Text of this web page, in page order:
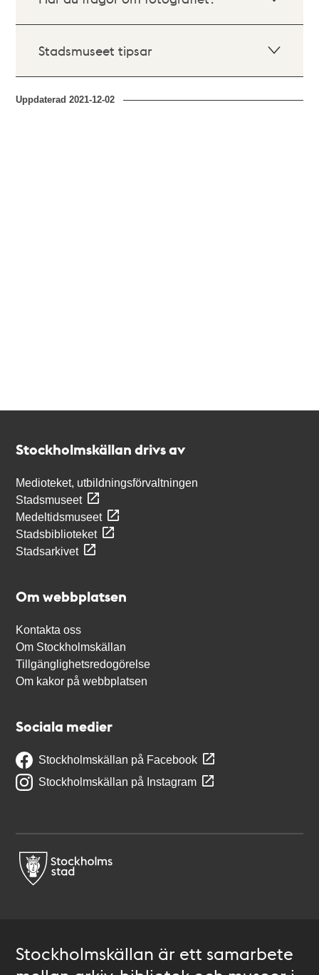
Stadsmuseet tipsar
Uppdaterad2021-12-02
Stockholmskällan drivs av
Medioteket, utbildningsförvaltningen
Stadsmuseet
Medeltidsmuseet
Stadsbiblioteket
Stadsarkivet
Om webbplatsen
Kontakta oss
Om Stockholmskällan
Tillgänglighetsredogörelse
Om kakor på webbplatsen
Sociala medier
Stockholmskällan på Facebook
Stockholmskällan på Instagram
Stockholmskällan är ett samarbete